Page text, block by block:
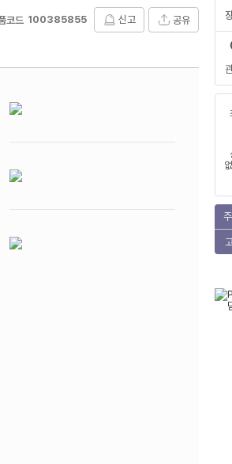
1,064,000원
코드 100385855 신고 공유